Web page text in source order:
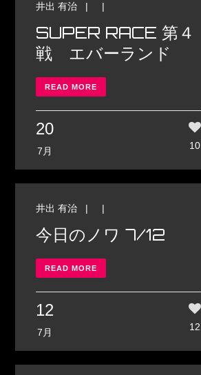
井出 有治 | |
SUPER RACE 第４
戦 エバーランド
READ MORE
20
7月 10
井出 有治 | |
今日のノワ 7/12
READ MORE
12
7月 12